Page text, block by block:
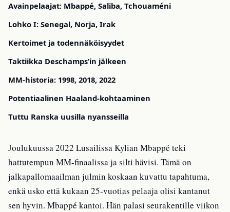
Avainpelaajat: Mbappé, Saliba, Tchouaméni
Lohko I: Senegal, Norja, Irak
Kertoimet ja todennäköisyydet
Taktiikka Deschamps’in jälkeen
MM-historia: 1998, 2018, 2022
Potentiaalinen Haaland-kohtaaminen
Tuttu Ranska uusilla nyansseilla
Joulukuussa 2022 Lusailissa Kylian Mbappé teki
hattutempun MM-finaalissa ja silti hävisi. Tämä on
jalkapallomaailman julmin koskaan kuvattu tapahtuma,
enkä usko että kukaan 25-vuotias pelaaja olisi kantanut
sen hyvin. Mbappé kantoi. Hän palasi seurakentille viikon